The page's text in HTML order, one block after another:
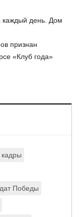
каждый день. Дом
признан
«Клуб года»
Победы